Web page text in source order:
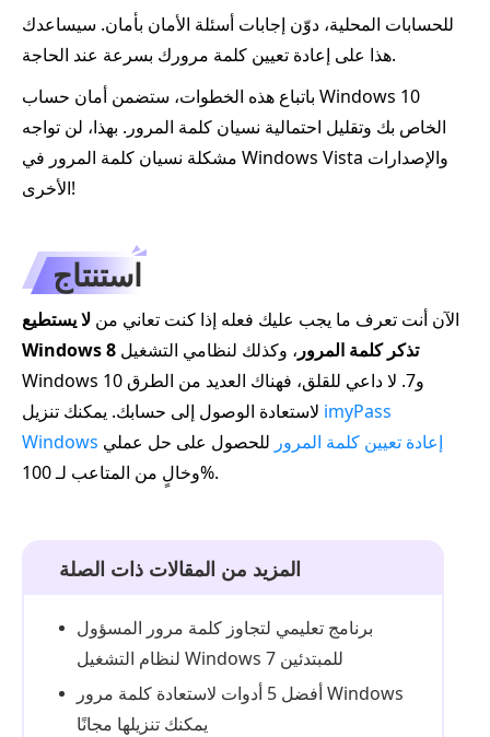
للحسابات المحلية، دوّن إجابات أسئلة الأمان بأمان. سيساعدك
هذا على إعادة تعيين كلمة مرورك بسرعة عند الحاجة.
باتباع هذه الخطوات، ستضمن أمان حساب Windows 10
الخاص بك وتقليل احتمالية نسيان كلمة المرور. بهذا، لن تواجه
مشكلة نسيان كلمة المرور في Windows Vista والإصدارات
الأخرى!
استنتاج
الآن أنت تعرف ما يجب عليك فعله إذا كنت تعاني من لا يستطيع
Windows 8 تذكر كلمة المرور ، وكذلك لنظامي التشغيل
Windows 10 و7. لا داعي للقلق، فهناك العديد من الطرق
imyPass
Windows إعادة تعيين كلمة المرور للحصول على حل عملي
وخالٍ من المتاعب لـ 100%.
المزيد من المقالات ذات الصلة
برنامج تعليمي لتجاوز كلمة مرور المسؤول
لنظام التشغيل Windows 7 للمبتدئين
أفضل 5 أدوات لاستعادة كلمة مرور Windows
يمكنك تنزيلها مجانًا